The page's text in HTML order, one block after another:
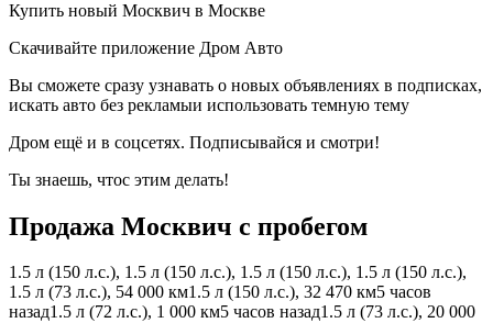
Купить новый Москвич в Москве
Скачивайте приложение Дром Авто
Вы сможете сразу узнавать о новых объявлениях в подписках,
искать авто без рекламыи использовать темную тему
Дром ещё и в соцсетях. Подписывайся и смотри!
Ты знаешь, чтос этим делать!
Продажа Москвич с пробегом
1.5 л (150 л.с.), 1.5 л (150 л.с.), 1.5 л (150 л.с.), 1.5 л (150 л.с.),
1.5 л (73 л.с.), 54 000 км1.5 л (150 л.с.), 32 470 км5 часов
назад1.5 л (72 л.с.), 1 000 км5 часов назад1.5 л (73 л.с.), 20 000